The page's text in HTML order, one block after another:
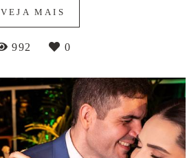
VEJA MAIS
992 0